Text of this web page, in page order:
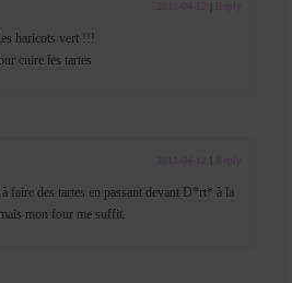
haricots vert !!!
cuire les tartes
faire des tartes en passant devant D*rt* à la
mon four me suffit.